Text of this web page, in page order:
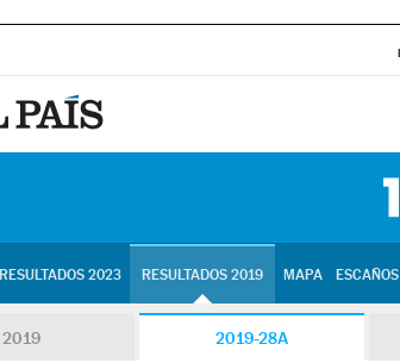
RESULTADOS 2023 RESULTADOS 2019 MAPA
2019 2019-28A